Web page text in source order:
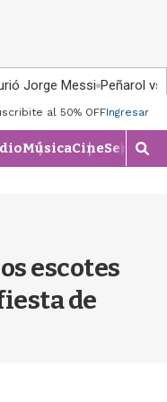
Jorge Messi Peñarol
al 50% OFFIngresar
MúsicaCineSeries
M
o
escotes
de